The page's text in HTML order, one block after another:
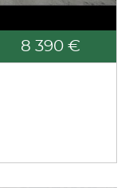
8 390 €